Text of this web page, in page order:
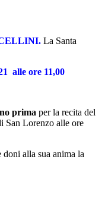
La Santa
alle ore 11,00
prima per la recita del
San Lorenzo alle ore
alla sua anima la